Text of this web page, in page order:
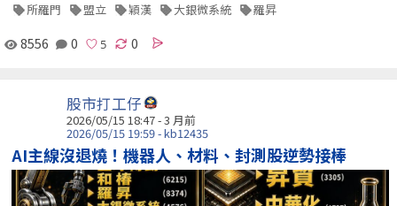
所羅門 盟立 穎漢 大銀微系統 羅昇
8556 0 0
股市打工仔
2026/05/15 18:47 - 3 月前
2026/05/15 19:59 - kb12435
AI主線沒退燒！機器人、材料、封測股逆勢接棒